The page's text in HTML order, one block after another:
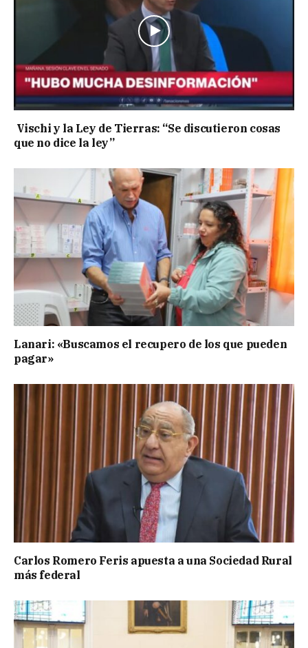
Vischi y la Ley de Tierras: “Se discutieron cosas
que no dice la ley”
Lanari: «Buscamos el recupero de los que pueden
pagar»
Carlos Romero Feris apuesta a una Sociedad Rural
más federal